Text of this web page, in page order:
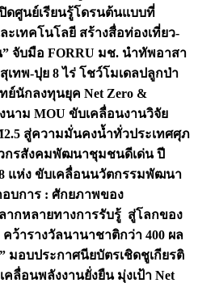
ดศูนย์เรียนรู้โดรนต้นแบบที่
เทคโนโลยี สร้างสื่อท่องเที่ยว-
จับมือ FORRU มช. นำทัพอาสา
เทพ-ปุย 8 ไร่ โชว์โมเดลปลูกป่า
ย์นักลงทุนยุค Net Zero &
าม MOU ขับเคลื่อนงานวิจัย
สู่ความมั่นคงน้ำทั่วประเทศศุภ
กรสังคมพัฒนาชุมชนดีเด่น ปี
แห่ง ขับเคลื่อนนวัตกรรมพัฒนา
อบการ : ศักยภาพของ
ากหลายทางการรับรู้ สู่โลกของ
ว้ารางวัลนานาชาติกว่า 400 ผล
มอบประกาศนียบัตรเชิดชูเกียรติ
ลื่อนพลังงานยั่งยืน มุ่งเป้า Net